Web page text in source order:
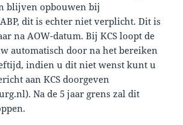
blijven opbouwen bij
dit is echter niet verplicht. Dit is
na AOW-datum. Bij KCS loopt de
automatisch door na het bereiken
indien u dit niet wenst kunt u
aan KCS doorgeven
Na de 5 jaar grens zal dit